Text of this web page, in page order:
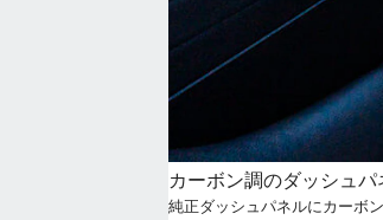
カーボン調のダッシュパ
純正ダッシュパネルにカーボ